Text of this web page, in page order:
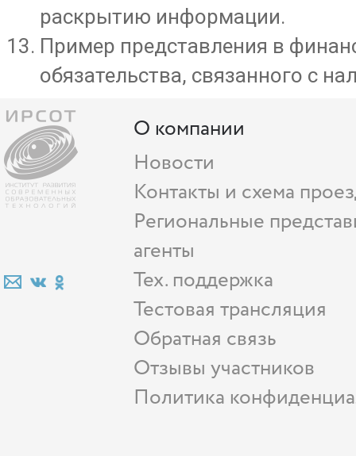
раскрытию информации.
Пример представления в
обязательства, связанного с
О компании
Новости
Контакты и схема
Региональные
агенты
Тех. поддержка
Тестовая трансляция
Обратная связь
Отзывы участников
Политика